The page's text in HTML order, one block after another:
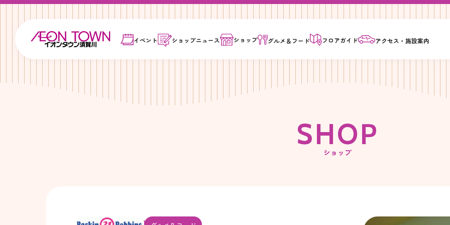
イベント ショップニュース ショップ グルメ＆ フード フロアガイド アクセス・施設案内
SHOP
ショップ